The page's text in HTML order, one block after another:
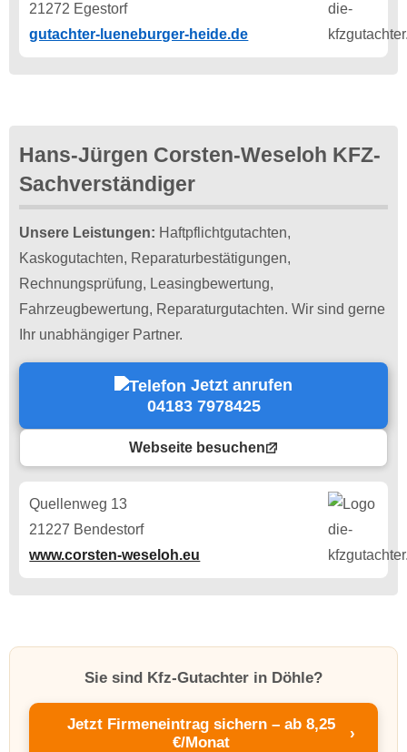
21272 Egestorf
gutachter-lueneburger-heide.de
Hans-Jürgen Corsten-Weseloh KFZ-
Sachverständiger
Unsere Leistungen: Haftpflichtgutachten,
Kaskogutachten, Reparaturbestätigungen,
Rechnungsprüfung, Leasingbewertung,
Fahrzeugbewertung, Reparaturgutachten. Wir sind gerne
Ihr unabhängiger Partner.
Jetzt anrufen
04183 7978425
Webseite besuchen
Quellenweg 13
21227 Bendestorf
www.corsten-weseloh.eu
Sie sind Kfz-Gutachter in Döhle?
Jetzt Firmeneintrag sichern – ab 8,25
€/Monat
›